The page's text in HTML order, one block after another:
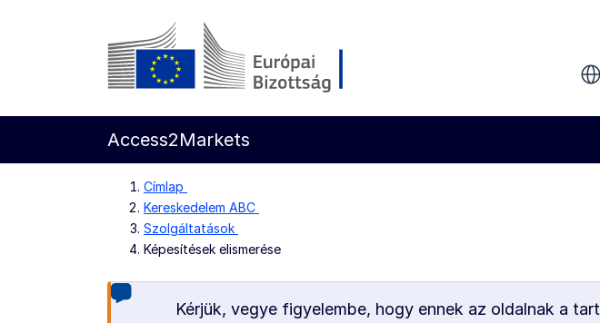
Ugrás a fő tartalomra
Access2Markets
Címlap
Kereskedelem ABC
Szolgáltatások
Képesítések elismerése
Kérjük, vegye figyelembe, hogy ennek az oldalnak a